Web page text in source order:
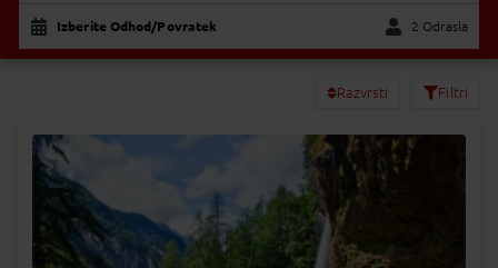
Izberite Odhod/Povratek 2 Odrasla
Razvrsti Filtri